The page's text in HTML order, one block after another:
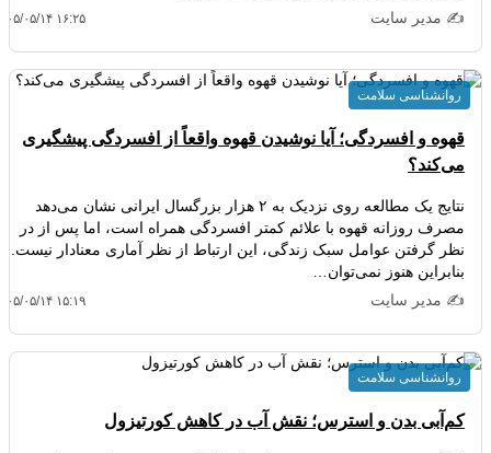
✍️ مدیر سایت ۱۴۰۵/۰۵/۱۴
قهوه و افسردگی؛ آیا نوشیدن قهوه واقعاً از افسردگی پیشگیری
می‌کند؟
نتایج یک مطالعه روی نزدیک به ۲ هزار بزرگسال ایرانی نشان می‌دهد
مصرف روزانه قهوه با علائم کمتر افسردگی همراه است، اما پس از در
نظر گرفتن عوامل سبک زندگی، این ارتباط از نظر آماری معنادار نیست.
بنابراین هنوز نمی‌توان…
✍️ مدیر سایت ۱۴۰۵/۰۵/۱۴
روانشناسی سلامت
کم‌آبی بدن و استرس؛ نقش آب در کاهش کورتیزول
روانشناسی سلامت